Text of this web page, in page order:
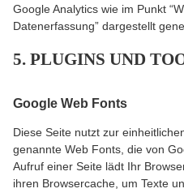
Google Analytics wie im Punkt
Datenerfassung” dargestellt
5. PLUGINS UND
Google Web Fonts
Diese Seite nutzt zur
genannte Web Fonts, die von
Aufruf einer Seite lädt Ihr
ihren Browsercache, um Texte